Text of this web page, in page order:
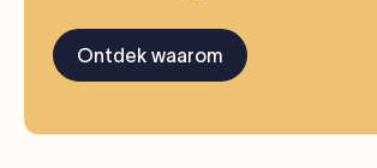
Ontdek waarom